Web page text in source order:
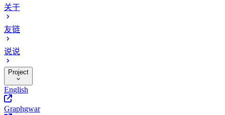
关于
友链
说说
Project
English
Graphgwar